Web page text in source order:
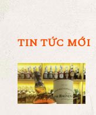
TIN TỨC MỚI